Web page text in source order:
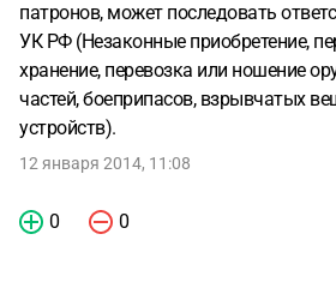
патронов, может последовать
УК РФ (Незаконные приобретение,
хранение, перевозка или ношение
частей, боеприпасов, взрывчатых
устройств).
12 января 2014, 11:08
0 0